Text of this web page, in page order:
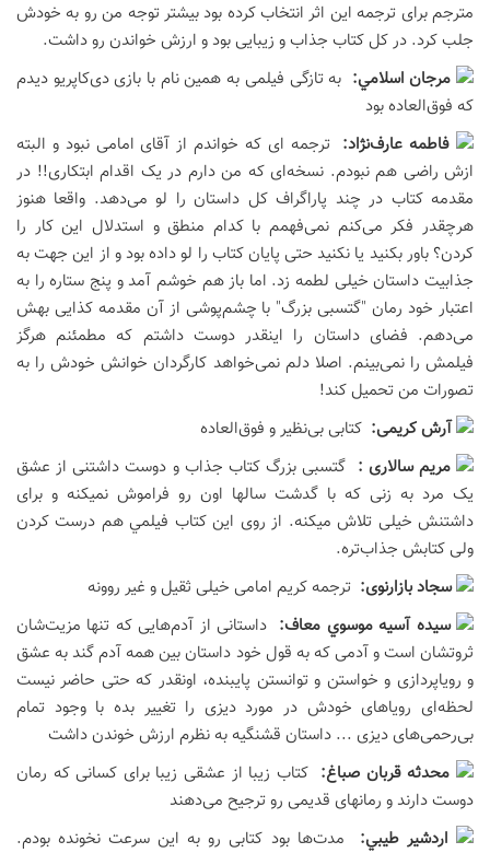
مترجم برای ترجمه این اثر انتخاب کرده بود بیشتر توجه من رو به خودش
جلب کرد. در کل کتاب جذاب و زیبایی بود و ارزش خواندن رو داشت.
مرجان اسلامي: به تازگی فیلمی به همین نام با بازی دی‌کاپریو دیدم
که فوق‌العاده بود
فاطمه عارف‌نژاد:ترجمه ای که خواندم از آقای امامی نبود و البته
ازش راضی هم نبودم. نسخه‌ای که من دارم در یک اقدام ابتکاری!! در
مقدمه کتاب در چند پاراگراف کل داستان را لو می‌دهد. واقعا هنوز
هرچقدر فکر می‌کنم نمی‌فهمم با کدام منطق و استدلال این کار را
کردن؟ باور بکنید یا نکنید حتی پایان کتاب را لو داده بود و از این جهت به
جذابیت داستان خیلی لطمه زد. اما باز هم خوشم آمد و پنج ستاره را به
اعتبار خود رمان "گتسبی بزرگ" با چشم‌پوشی از آن مقدمه کذایی بهش
می‌دهم. فضای داستان را اینقدر دوست داشتم که مطمئنم هرگز
فیلمش را نمی‌بینم. اصلا دلم نمی‌خواهد کارگردان خوانش خودش را به
تصورات من تحمیل کند!
آرش کریمی: کتابی بی‌نظیر و فوق‌العاده
مریم سالاری : گتسبی بزرگ کتاب جذاب و دوست داشتنی از عشق
یک مرد به زنی که با گدشت سالها اون رو فراموش نمیکنه و برای
داشتنش خیلی تلاش میکنه. از روی این کتاب فيلمي هم درست کردن
ولی کتابش جذاب‌تره.
سجاد بازارنوی: ترجمه کریم امامی خیلی ثقیل و غیر روونه
سيده آسيه موسوي معاف: داستانی از آدم‌هایی که تنها مزیت‌شان
ثروتشان است و آدمی که به قول خود داستان بین همه آدم گند به عشق
و رویاپردازی و خواستن و توانستن پایبنده، اونقدر که حتی حاضر نیست
لحظه‌ای رویاهای خودش در مورد دیزی را تغییر بده با وجود تمام
بی‌رحمی‌های دیزی ... داستان قشنگیه به نظرم ارزش خوندن داشت
محدثه قربان صباغ:کتاب زیبا از عشقی زیبا برای کسانی که رمان
دوست دارند و رمانهای قدیمی رو ترجیح می‌دهند
اردشير طيبي: مدت‌ها بود کتابی رو به این سرعت نخونده بودم.